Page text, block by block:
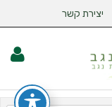
יצירת קשר